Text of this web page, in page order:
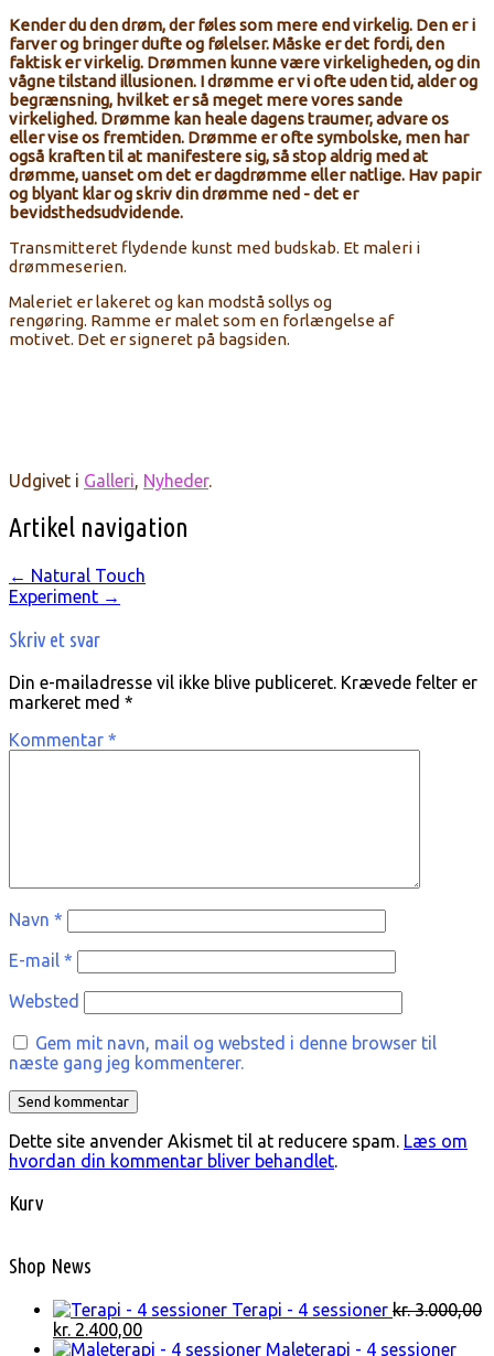
Kender du den drøm, der føles som mere end virkelig. Den er i
farver og bringer dufte og følelser. Måske er det fordi, den
faktisk er virkelig. Drømmen kunne være virkeligheden, og din
vågne tilstand illusionen. I drømme er vi ofte uden tid, alder og
begrænsning, hvilket er så meget mere vores sande
virkelighed. Drømme kan heale dagens traumer, advare os
eller vise os fremtiden. Drømme er ofte symbolske, men har
også kraften til at manifestere sig, så stop aldrig med at
drømme, uanset om det er dagdrømme eller natlige. Hav papir
og blyant klar og skriv din drømme ned - det er
bevidsthedsudvidende.
Transmitteret flydende kunst med budskab. Et maleri i
drømmeserien.
Maleriet er lakeretog kan modstå sollys og
rengøring. Ramme er maletsom en forlængelse af
motivet. Det er signeret på bagsiden.
Udgivet i Galleri, Nyheder.
Artikel navigation
← Natural Touch
Experiment →
Skriv et svar
Din e-mailadresse vil ikke blive publiceret. Krævede felter er
markeret med *
Kommentar *
Navn *
E-mail *
Websted
Gem mit navn, mail og websted i denne browser til
næste gang jeg kommenterer.
Dette site anvender Akismet til at reducere spam. Læs om
hvordan din kommentar bliver behandlet.
Kurv
Shop News
Terapi - 4 sessioner kr.3.000,00
Den
oprindelige
kr. 2.400,00Den
aktuelle
Maleterapi - 4 sessioner